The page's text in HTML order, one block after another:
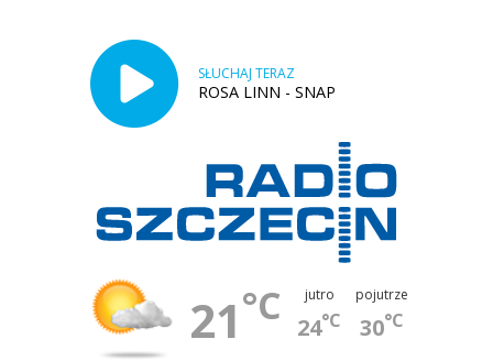
SŁUCHAJ TERAZ
ROSA LINN - SNAP
21°C jutro
24°C
pojutrze
30°C